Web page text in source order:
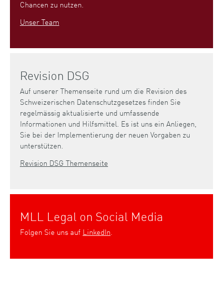
Chancen zu nutzen.
Unser Team
Revision DSG
Auf unserer Themenseite rund um die Revision des
Schweizerischen Datenschutzgesetzes finden Sie
regelmässig aktualisierte und umfassende
Informationen und Hilfsmittel. Es ist uns ein Anliegen,
Sie bei der Implementierung der neuen Vorgaben zu
unterstützen.
Revision DSG Themenseite
MLL Legal on Social Media
Folgen Sie uns auf LinkedIn.